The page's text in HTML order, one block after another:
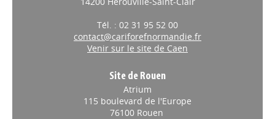
Tél. : 02 31 95 52 00
contact@cariforefnormandie.fr
Venir sur le site de Caen
Site de Rouen
Atrium
115 boulevard de l'Europe
76100 Rouen